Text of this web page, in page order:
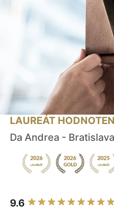
LAUREÁT
Da Andrea - Bratislava
9.6